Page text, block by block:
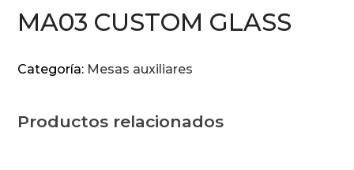
MA03 CUSTOM GLASS
Categoría: Mesas auxiliares
Productos relacionados